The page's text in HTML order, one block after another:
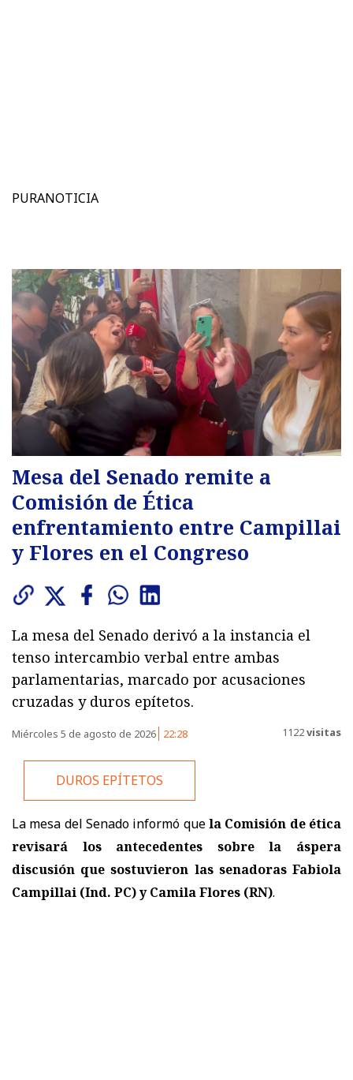
PURANOTICIA
Mesa del Senado remite a
Comisión de Ética
enfrentamiento entre Campillai
y Flores en el Congreso
La mesa del Senado derivó a la instancia el
tenso intercambio verbal entre ambas
parlamentarias, marcado por acusaciones
cruzadas y duros epítetos.
Miércoles 5 de agosto de 2026 22:28 1122visitas
DUROS EPÍTETOS
La mesa del Senado informó quela Comisión de ética
revisará los antecedentes sobre la áspera
discusión que sostuvieron las senadoras Fabiola
Campillai (Ind. PC) y Camila Flores (RN).